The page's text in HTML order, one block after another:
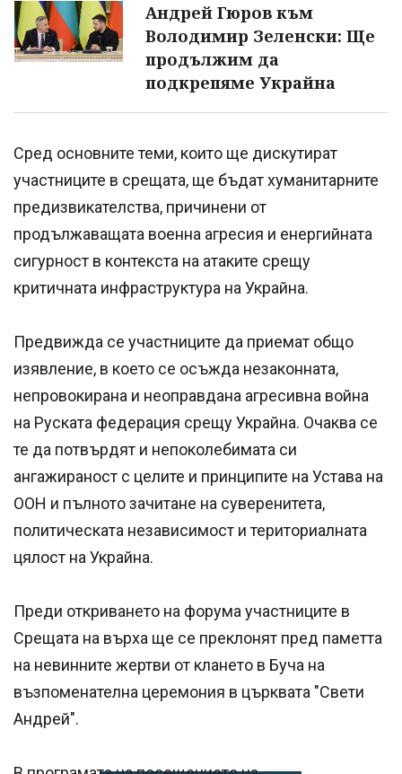
Андрей Гюров към
Володимир Зеленски: Ще
продължим да
подкрепяме Украйна
Сред основните теми, които ще дискутират
участниците в срещата, ще бъдат хуманитарните
предизвикателства, причинени от
продължаващата военна агресия и енергийната
сигурност в контекста на атаките срещу
критичната инфраструктура на Украйна.
Предвижда се участниците да приемат общо
изявление, в което се осъжда незаконната,
непровокирана и неоправдана агресивна война
на Руската федерация срещу Украйна. Очаква се
те да потвърдят и непоколебимата си
ангажираност с целите и принципите на Устава на
ООН и пълното зачитане на суверенитета,
политическата независимост и териториалната
цялост на Украйна.
Преди откриването на форума участниците в
Срещата на върха ще се преклонят пред паметта
на невинните жертви от клането в Буча на
възпоменателна церемония в църквата "Свети
Андрей".